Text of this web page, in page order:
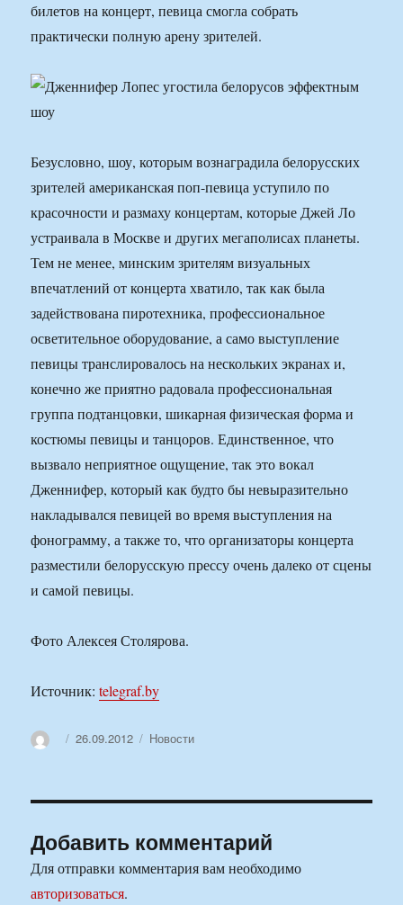
билетов на концерт, певица смогла собрать
практически полную арену зрителей.
Безусловно, шоу, которым вознаградила белорусских
зрителей американская поп-певица уступило по
красочности и размаху концертам, которые Джей Ло
устраивала в Москве и других мегаполисах планеты.
Тем не менее, минским зрителям визуальных
впечатлений от концерта хватило, так как была
задействована пиротехника, профессиональное
осветительное оборудование, а само выступление
певицы транслировалось на нескольких экранах и,
конечно же приятно радовала профессиональная
группа подтанцовки, шикарная физическая форма и
костюмы певицы и танцоров. Единственное, что
вызвало неприятное ощущение, так это вокал
Дженнифер, который как будто бы невыразительно
накладывался певицей во время выступления на
фонограмму, а также то, что организаторы концерта
разместили белорусскую прессу очень далеко от сцены
и самой певицы.
Фото Алексея Столярова.
Источник:telegraf.by
АвторОпубликовано
26.09.2012 Рубрики
Новости
Добавить комментарий
Для отправки комментария вам необходимо
авторизоваться.